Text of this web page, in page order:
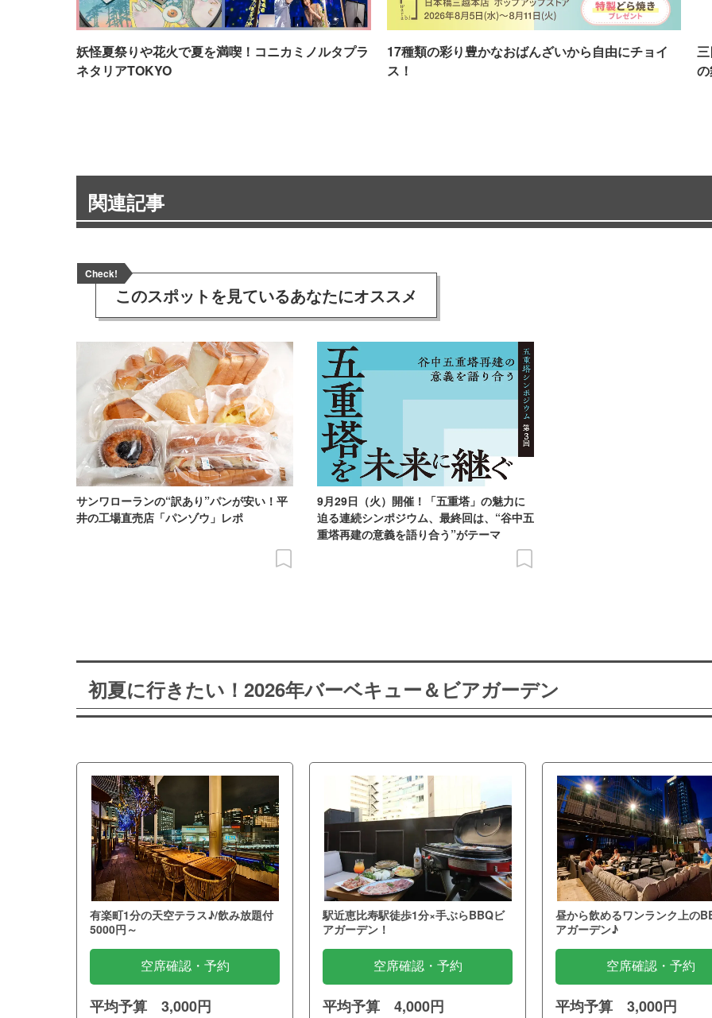
妖怪夏祭りや花火で夏を満喫！コニカミノルタプラ
ネタリアTOKYO
17種類の彩り豊かなおばんざいから自由にチョイ
ス！
関連記事
Check!
このスポットを見ているあなたにオススメ
サンワローランの“訳あり”パンが安い！平
井の工場直売店「パンゾウ」レポ
9月29日（火）開催！「五重塔」の魅力に
迫る連続シンポジウム、最終回は、“谷中五
重塔再建の意義を語り合う”がテーマ
初夏に行きたい！2026年バーベキュー＆ビアガーデン
有楽町1分の天空テラス♪/飲み放題付
5000円～
空席確認・予約
平均予算 3,000円
駅近恵比寿駅徒歩1分×手ぶらBBQビ
アガーデン！
空席確認・予約
平均予算 4,000円
昼から飲めるワンランク上の
アガーデン♪
空席確認・予約
平均予算 3,000円